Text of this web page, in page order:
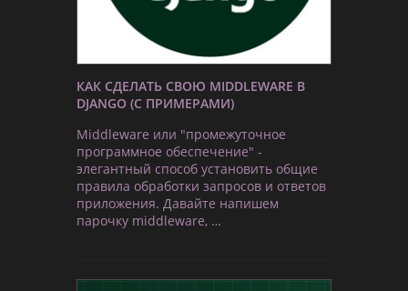
КАК СДЕЛАТЬ СВОЮ MIDDLEWARE В
DJANGO (С ПРИМЕРАМИ)
Middleware или "промежуточное
программное обеспечение" -
элегантный способ установить общие
правила обработки запросов и ответов
приложения. Давайте напишем
парочку middleware, …